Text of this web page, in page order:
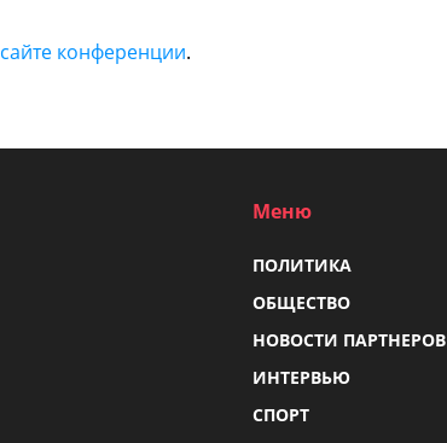
сайте конференции.
Меню
ПОЛИТИКА
ОБЩЕСТВО
НОВОСТИ ПАРТНЕРОВ
ИНТЕРВЬЮ
СПОРТ